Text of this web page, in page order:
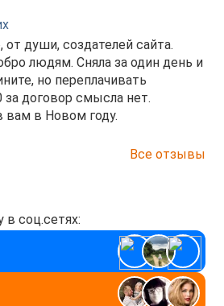
от души, создателей сайта.
людям. Сняла за один день и
но переплачивать
за договор смысла нет.
вам в Новом году.
Все отзывы
в соц.сетях: